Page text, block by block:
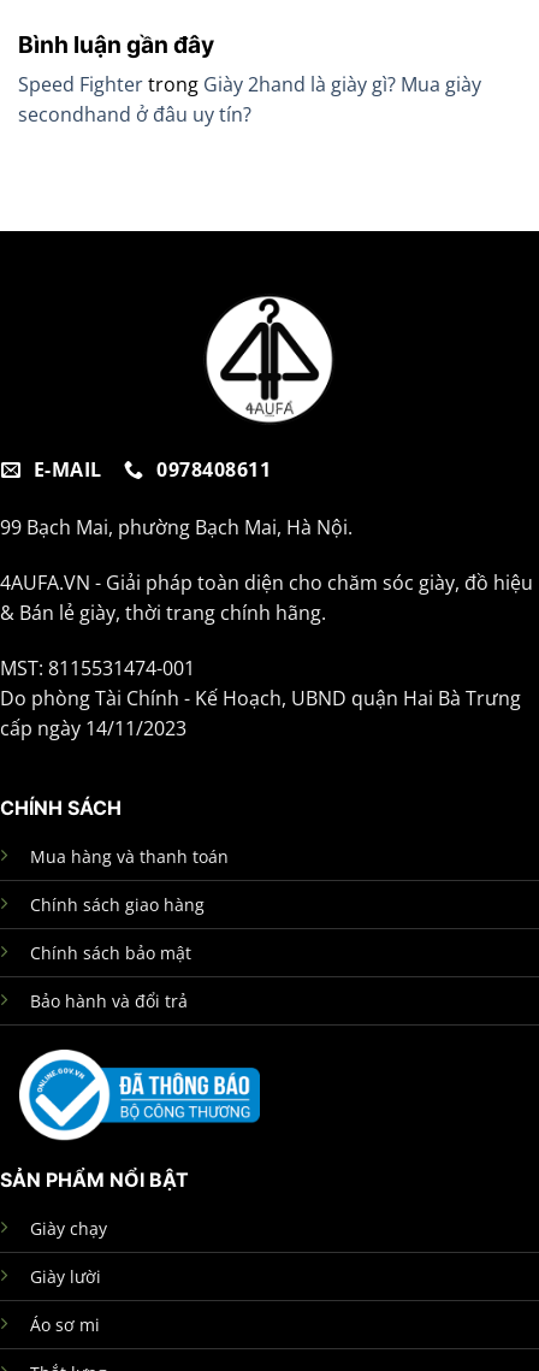
Bình luận gần đây
Speed Fightertrong Giày 2hand là giày gì? Mua giày
secondhand ở đâu uy tín?
E-MAIL 0978408611
99 Bạch Mai, phường Bạch Mai, Hà Nội.
4AUFA.VN - Giải pháp toàn diện cho chăm sóc giày, đồ hiệu
& Bán lẻ giày, thời trang chính hãng.
MST: 8115531474-001
Do phòng Tài Chính - Kế Hoạch, UBND quận Hai Bà Trưng
cấp ngày 14/11/2023
CHÍNH SÁCH
Mua hàng và thanh toán
Chính sách giao hàng
Chính sách bảo mật
Bảo hành và đổi trả
SẢN PHẨM NỔI BẬT
Giày chạy
Giày lười
Áo sơ mi